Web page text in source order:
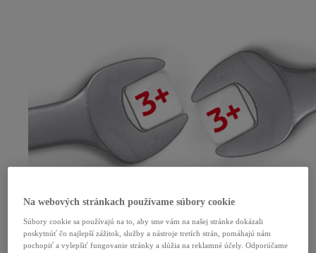
Výhodný servis pre staršie vozidlá
Venujte svojmu vozidlu Toyota staršiemu ako tri roky zaslúženú a profesionálnu starostlivosť.
Na webových stránkach používame súbory cookie
Súbory cookie sa používajú na to, aby sme vám na našej stránke dokázali
poskytnúť čo najlepší zážitok, služby a nástroje tretích strán, pomáhajú nám
pochopiť a vylepšiť fungovanie stránky a slúžia na reklamné účely. Odporúčame